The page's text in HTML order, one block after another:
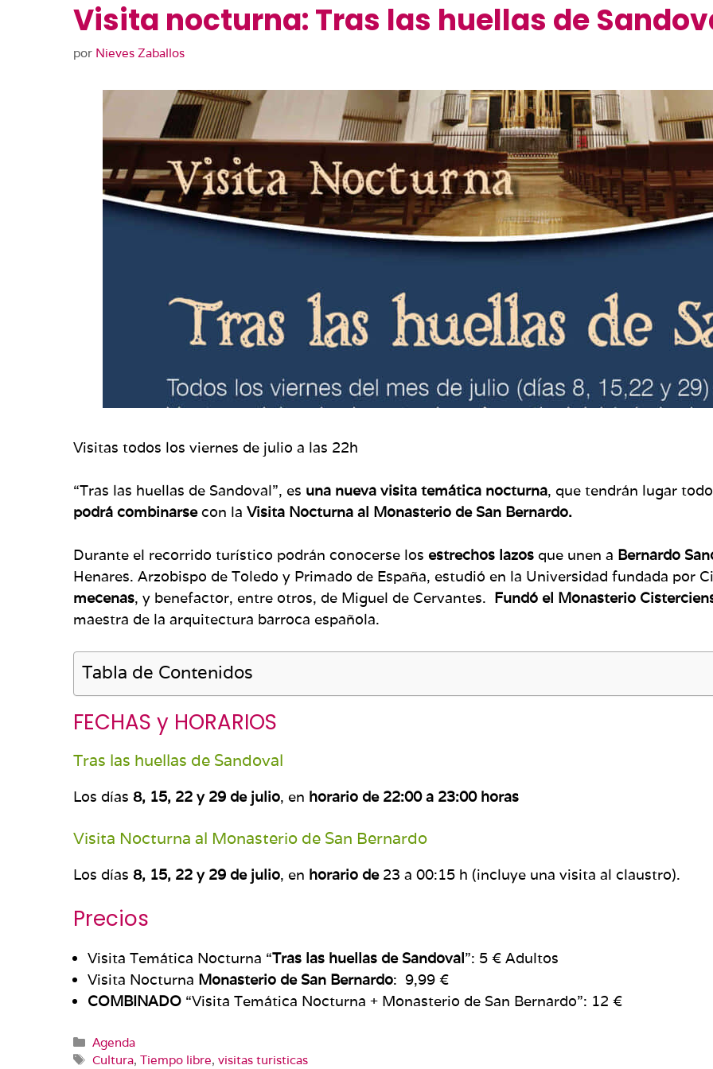
Visita nocturna: Tras las huellas de
por Nieves Zaballos
Visitas todos los viernes de julio a las 22h
“Tras las huellas de Sandoval”, es una nueva visita temática nocturna, que tendrán lugar
podrá combinarsecon la Visita Nocturna al Monasterio de San Bernardo.
Durante el recorrido turístico podrán conocerse los estrechos lazos que unen a Bernardo
Henares. Arzobispo de Toledo y Primado de España, estudió en la Universidad fundada por
mecenas, y benefactor, entre otros, de Miguel de Cervantes. Fundó el Monasterio
maestra de la arquitectura barroca española.
Tabla de Contenidos
FECHAS y HORARIOS
Tras las huellas de Sandoval
Los días 8, 15, 22 y 29 de julio, en horario de 22:00 a 23:00 horas
Visita Nocturna al Monasterio de San Bernardo
Los días 8, 15, 22 y 29 de julio, en horario de 23 a 00:15 h (incluye una visita al claustro).
Precios
Visita Temática Nocturna “Tras las huellas de Sandoval”: 5 € Adultos
Visita Nocturna Monasterio de San Bernardo: 9,99 €
COMBINADO “Visita Temática Nocturna + Monasterio de San Bernardo”: 12 €
Categorías
Agenda
Etiquetas
Cultura,Tiempo libre,visitas turisticas